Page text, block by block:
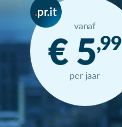
pr.it
vanaf
€ 5,99
per jaar